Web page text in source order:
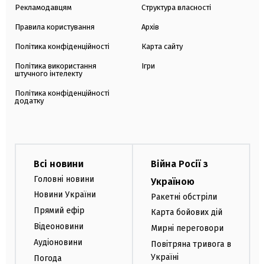
Рекламодавцям
Правила користування
Політика конфіденційності
Політика використання
штучного інтелекту
Політика конфіденційності
додатку
Структура власності
Архів
Карта сайту
Ігри
Всі новини
Головні новини
Новини України
Прямий ефір
Відеоновини
Аудіоновини
Погода
Війна Росії з
Україною
Ракетні обстріли
Карта бойових дій
Мирні переговори
Повітряна тривога в
Україні